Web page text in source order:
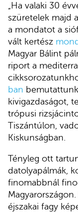
„Ha valaki 30
szüretelek majd
a mondatot a
vált kertész
Magyar Bálint
riport a
ban
kivigazdaságot,
trópusi
Tiszántúlon,
Kiskunságban.
Tényleg ott
datolyapálmák,
finomabbnál
éjszakai fagy